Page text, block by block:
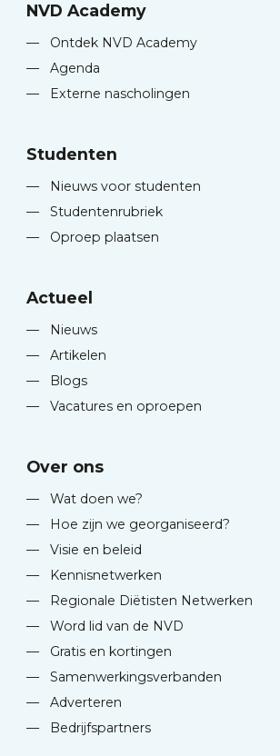
NVD Academy
—
Ontdek NVD Academy
—
Agenda
—
Externe nascholingen
Studenten
—
Nieuws voor studenten
—
Studentenrubriek
—
Oproep plaatsen
Actueel
—
Nieuws
—
Artikelen
—
Blogs
—
Vacatures en oproepen
Over ons
—
Wat doen we?
—
Hoe zijn we georganiseerd?
—
Visie en beleid
—
Kennisnetwerken
—
Regionale Diëtisten Netwerken
—
Word lid van de NVD
—
Gratis en kortingen
—
Samenwerkingsverbanden
—
Adverteren
—
Bedrijfspartners